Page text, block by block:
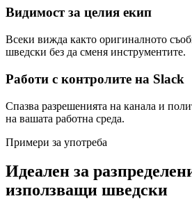
Видимост за целия екип
Всеки вижда както оригиналното
шведски без да сменя инструментите.
Работи с контролите на Slack
Спазва разрешенията на канала и
на вашата работна среда.
Примери за употреба
Идеален за
използващи шведски